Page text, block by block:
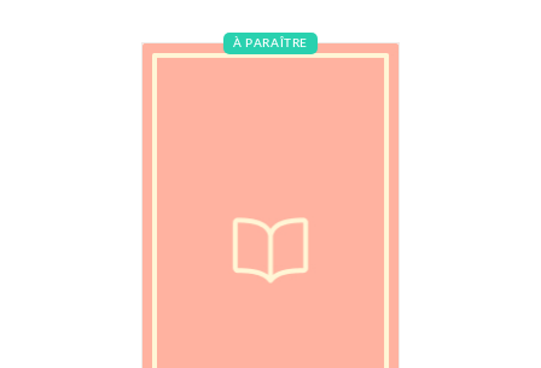
À PARAÎTRE